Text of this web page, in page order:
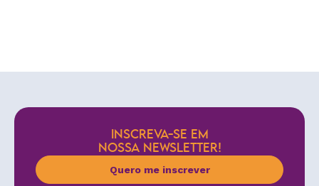
INSCREVA-SE EM
NOSSA NEWSLETTER!
Quero me inscrever